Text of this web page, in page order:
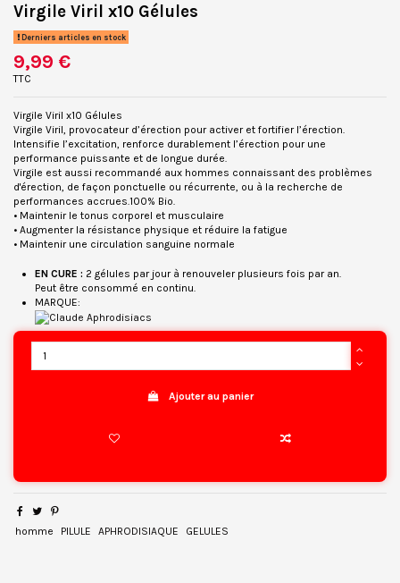
Virgile Viril x10 Gélules
Derniers articles en stock
9,99 €
TTC
Virgile Viril x10 Gélules
Virgile Viril, provocateur d’érection pour activer et fortifier l’érection.
Intensifie l’excitation, renforce durablement l’érection pour une
performance puissante et de longue durée.
Virgile est aussi recommandé aux hommes connaissant des problèmes
d'érection, de façon ponctuelle ou récurrente, ou à la recherche de
performances accrues.100% Bio.
• Maintenir le tonus corporel et musculaire
• Augmenter la résistance physique et réduire la fatigue
• Maintenir une circulation sanguine normale
EN CURE : 2 gélules par jour à renouveler plusieurs fois par an.
Peut être consommé en continu.
MARQUE:
Ajouter au panier
homme PILULE APHRODISIAQUE GELULES